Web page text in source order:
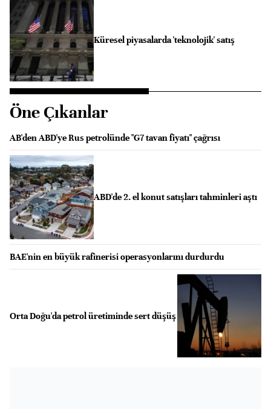
Küresel piyasalarda 'teknolojik' satış
Öne Çıkanlar
AB'den ABD'ye Rus petrolünde "G7 tavan fiyatı" çağrısı
ABD'de 2. el konut satışları tahminleri aştı
BAE'nin en büyük rafinerisi operasyonlarını durdurdu
Orta Doğu'da petrol üretiminde sert düşüş